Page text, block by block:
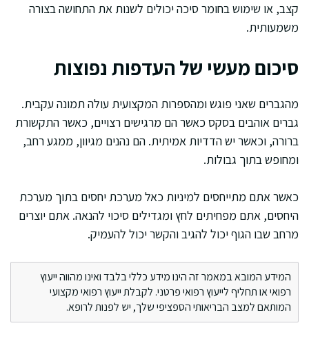
קצב, או שימוש בחומר סיכה יכולים לשנות את התחושה בצורה
משמעותית.
סיכום מעשי של העדפות נפוצות
מהגברים שאני פוגש ומהספרות המקצועית עולה תמונה עקבית.
גברים אוהבים בסקס כאשר הם מרגישים רצויים, כאשר התקשורת
ברורה, וכאשר יש הדדיות אמיתית. הם נהנים מגיוון, ממגע רחב,
ומחופש בתוך גבולות.
כאשר אתם מתייחסים למיניות כאל מערכת יחסים בתוך מערכת
היחסים, אתם מפחיתים לחץ ומגדילים סיכוי להנאה. אתם יוצרים
מרחב שבו הגוף יכול להגיב והקשר יכול להעמיק.
המידע המובא במאמר זה הינו מידע כללי בלבד ואינו מהווה ייעוץ
רפואי או תחליף לייעוץ רפואי פרטני. לקבלת ייעוץ רפואי מקצועי
המותאם למצב הבריאותי הספציפי שלך, יש לפנות לרופא.